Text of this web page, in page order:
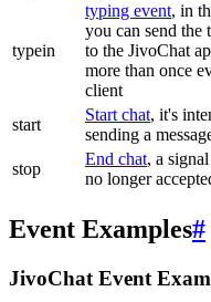
typein
typing event, in
you can send the
to the JivoChat
more than once
client
start
Start chat, it's
sending a
stop
End chat, a
no longer
Event Examples#
JivoChat Event